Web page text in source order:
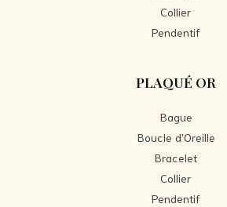
Collier
Pendentif
PLAQUÉ OR
Bague
Boucle d'Oreille
Bracelet
Collier
Pendentif